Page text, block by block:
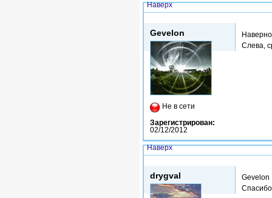
Наверх
Gevelon
Не в сети
Зарегистрирован:
02/12/2012
Слева,
Наверх
drygval
Gevelon